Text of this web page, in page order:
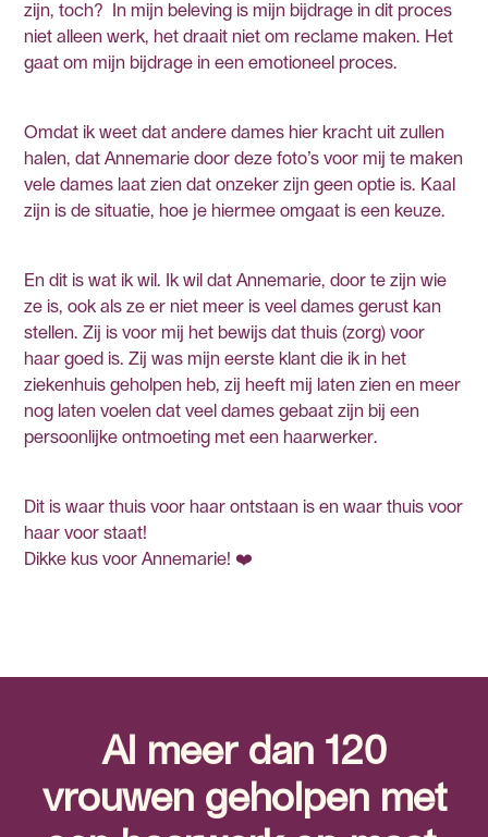
zijn, toch? In mijn beleving is mijn bijdrage in dit proces
niet alleen werk, het draait niet om reclame maken. Het
gaat om mijn bijdrage in een emotioneel proces.
Omdat ik weet dat andere dames hier kracht uit zullen
halen, dat Annemarie door deze foto’s voor mij te maken
vele dames laat zien dat onzeker zijn geen optie is. Kaal
zijn is de situatie, hoe je hiermee omgaat is een keuze.
En dit is wat ik wil. Ik wil dat Annemarie, door te zijn wie
ze is, ook als ze er niet meer is veel dames gerust kan
stellen. Zij is voor mij het bewijs dat thuis (zorg) voor
haar goed is. Zij was mijn eerste klant die ik in het
ziekenhuis geholpen heb, zij heeft mij laten zien en meer
nog laten voelen dat veel dames gebaat zijn bij een
persoonlijke ontmoeting met een haarwerker.
Dit is waar thuis voor haar ontstaan is en waar thuis voor
haar voor staat!
Dikke kus voor Annemarie! ❤️
Al meer dan 120
vrouwen geholpen met